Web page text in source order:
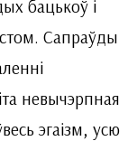
бацькоў і
Сапраўды
невычэрпная
эгаізм, усю